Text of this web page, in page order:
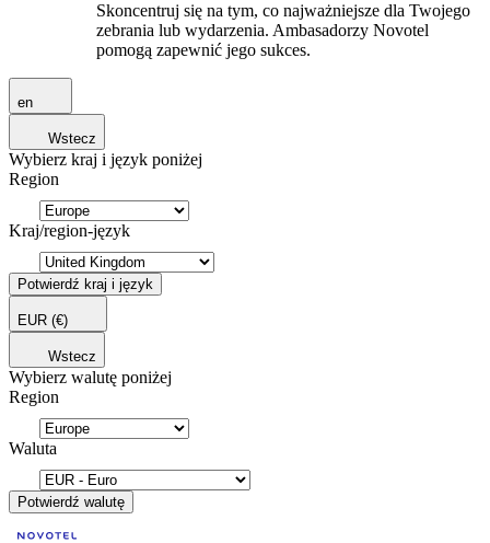
Skoncentruj się na tym, co najważniejsze dla Twojego
zebrania lub wydarzenia. Ambasadorzy Novotel
pomogą zapewnić jego sukces.
en
Wstecz
Wybierz kraj i język poniżej
Region
Kraj/region-język
Potwierdź kraj i język
EUR (€)
Wstecz
Wybierz walutę poniżej
Region
Waluta
Potwierdź walutę